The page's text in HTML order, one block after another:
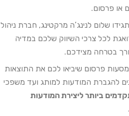
או פרסום.
שלום לנינג’ה מרקטינג, חברת ניהול
לכל צרכי השיווק שלכם במדיה
בטרחה מצידכם.
מסעות פרסום שיביאו לכם את התוצאות
להגברת המודעות למותג ועד משפכי
ביותר ליצירתהמודעות
.